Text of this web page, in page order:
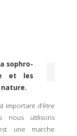
Afghane
sophro-
et les
nature.
important d’être
nous utilisons
une marche